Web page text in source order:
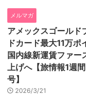
メルマガ
アメックスゴールド
ドカード最大11万
国内線新運賃ファー
上げへ【旅情報1週
号】
2026/3/21